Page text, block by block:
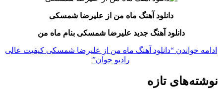
دانلود آهنگ ماه من از علیرضا شمسکی
دانلود آهنگ جدید علیرضا شمسکی بنام ماه من
ادامه خواندن “دانلود آهنگ ماه من از علیرضا شمسکی کیفیت عالی
رادیو جوان”
نوشته‌های تازه